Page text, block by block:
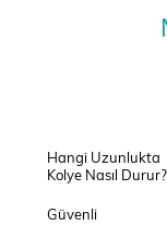
Hangi Uzunlukta
Kolye Nasıl Durur?
Güvenli